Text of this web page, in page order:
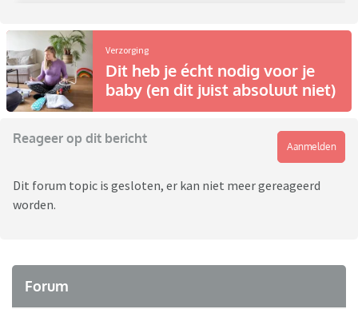
Verzorging
Dit heb je écht nodig voor je
baby (en dit juist absoluut niet)
Reageer op dit bericht
Aanmelden
Dit forum topic is gesloten, er kan niet meer gereageerd
worden.
Forum